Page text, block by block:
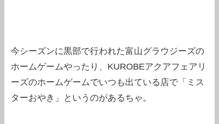
今シーズンに黒部で行われた富山グラウジーズの
ホームゲームやったり、KUROBEアクアフェアリ
ーズのホームゲームでいつも出ている店で「ミス
ターおやき」というのがあるちゃ。